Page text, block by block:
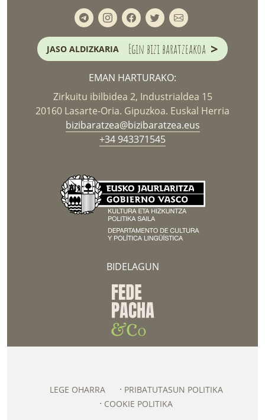
JASO ALDIZKARIA Egin bizi baratzeakoa >
EMAN HARTURAKO:
Zirkuitu ibilbidea 2, Industrialdea 15
20160 Lasarte-Oria. Gipuzkoa. Euskal Herria
bizibaratzea@bizibaratzea.eus
+34 943371545
BIDELAGUN
LEGE OHARRA
PRIBATUTASUN POLITIKA
COOKIE POLITIKA